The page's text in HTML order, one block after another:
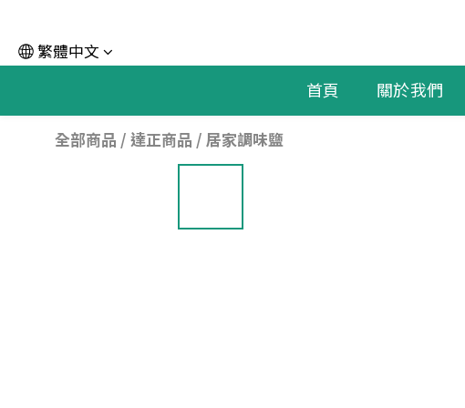
繁體中文
首頁 關於我們
全部商品 / 達正商品 / 居家調味鹽